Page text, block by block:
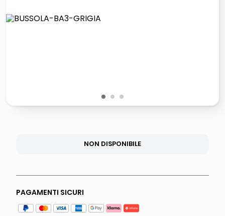
elenco telefonico
1 2 3
NON DISPONIBILE
PAGAMENTI SICURI